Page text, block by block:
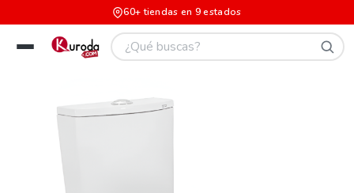
60+ tiendas en 9 estados